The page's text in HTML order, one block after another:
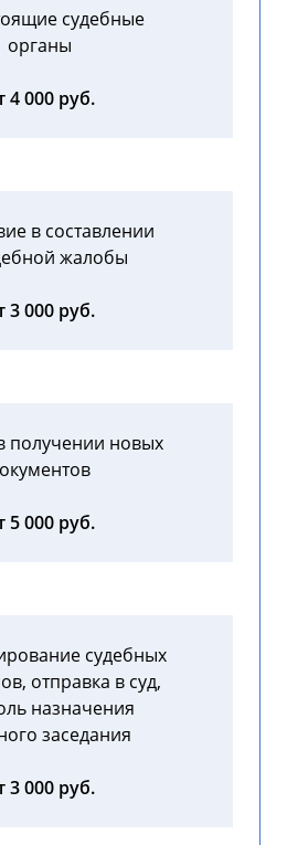
судебные
органы
4 000 руб.
в составлении
жалобы
3 000 руб.
новых
5 000 руб.
судебных
отправка в суд,
назначения
заседания
3 000 руб.